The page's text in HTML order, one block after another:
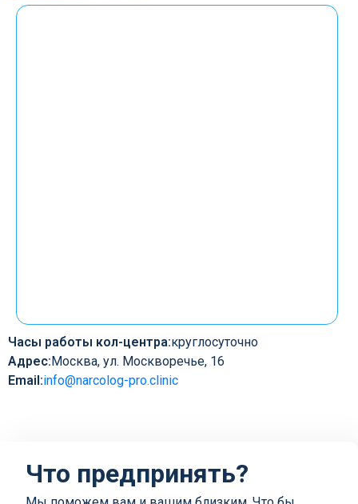
Часы работы кол-центра:круглосуточно
Адрес:Москва, ул. Москворечье, 16
Email:info@narcolog-pro.clinic
Что предпринять?